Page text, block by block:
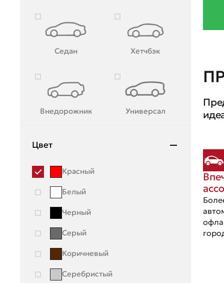
Mazda
Mitsubishi
OMODA
Peugeot
Porsche
Ravon
Renault
Seat
Skoda
Седан Хетчбэк
Внедорожник Универсал
Цвет
Красный
Белый
Черный
Серый
Коричневый
Серебристый